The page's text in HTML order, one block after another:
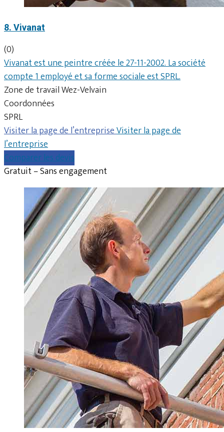
8. Vivanat
(0)
Vivanat est une peintre créée le 27-11-2002. La société
compte 1 employé et sa forme sociale est SPRL.
Zone de travail Wez-Velvain
Coordonnées
SPRL
Visiter la page de l’entrepriseVisiter la page de
l’entreprise
Comparer les devis
Gratuit – Sans engagement